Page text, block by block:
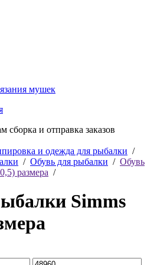
мушек
и отправка заказов
и одежда для рыбалки /
/ Обувь для рыбалки / Обувь
размера /
Simms